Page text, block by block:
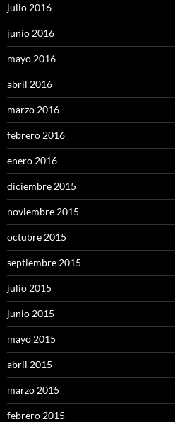
julio 2016
junio 2016
mayo 2016
abril 2016
marzo 2016
febrero 2016
enero 2016
diciembre 2015
noviembre 2015
octubre 2015
septiembre 2015
julio 2015
junio 2015
mayo 2015
abril 2015
marzo 2015
febrero 2015